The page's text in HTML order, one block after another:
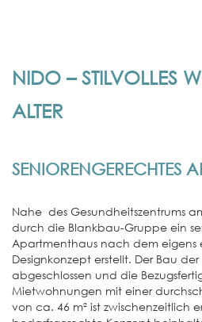
NIDO – STILVOLLES
ALTER
SENIORENGERECHTES
Nahe des Gesundheitszentrums
durch die Blankbau-Gruppe ein
Apartmenthaus nach dem eigens
Designkonzept erstellt. Der Bau
abgeschlossen und die
Mietwohnungen mit einer
von ca. 46 m² ist zwischenzeitlich